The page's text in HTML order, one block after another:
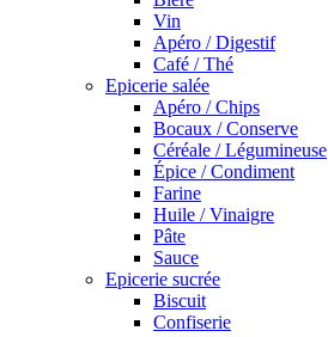
Vin
Apéro / Digestif
Café / Thé
Epicerie salée
Apéro / Chips
Bocaux / Conserve
Céréale / Légumineuse
Épice / Condiment
Farine
Huile / Vinaigre
Pâte
Sauce
Epicerie sucrée
Biscuit
Confiserie